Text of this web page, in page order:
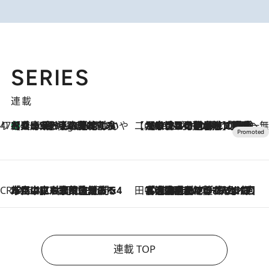
SERIES
連載
47都道府県の手みやげ ひんやりスイーツで夏を満喫
4 Hours Ago
【兵庫県】この夏絶対食べたい 冷やしておいしいおやつ3選 淡路島の恵みをジェラートに集約 【CREA×星野リゾート】唯一無二。癒しと発見が待つ場所へ
2026.8.7
【トンボの足水浴】ヒノキの香りに包まれて涼感マックス！約13℃の湧水かけ流しを避暑地「星野温泉 トンボの湯」で体験
CREA'S CHOICE
2026.8.7
「立川にも歌舞伎があるんだよ」 片岡仁左衛門・市川中車ら豪華座組みで4年目の立川立飛歌舞伎へ 田中稲の勝手に再ブーム
2026.8.7
「湘南乃風に憧れて」観客大盛上がりの“タオル回し”に、ラッパー顔負けの高速歌唱まで…さだまさし（74）のアグレッシブすぎる現在地
連載 TOP